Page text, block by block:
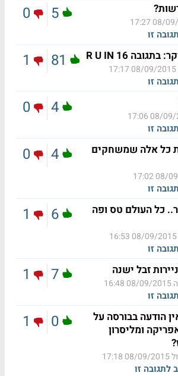
08/09/
זו
5
0
08/09/2015 17:17
זו
81
1
08/09/
זו
4
0
כל אלה שמשחקים
08/09/
זו
4
0
כל העולם טס ופה
08/09/2015 16:53
זו
6
1
זבל ישנה
08/09/2015 16:48
זו
7
1
הודעה בבורסה על
ומליסרון
08/09/2015 17:18
לתגובה זו
0
1